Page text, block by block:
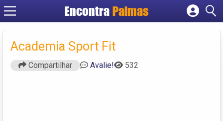
Encontra Palmas
Cadastrar empresa
Criar conta
Academia Sport Fit
Compartilhar Avalie! 532